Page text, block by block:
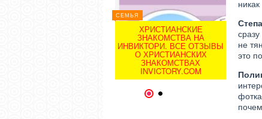
СЕМЬЯ
ХРИСТИАНСКИЕ
ЗНАКОМСТВА НА
ИНВИКТОРИ. ВСЕ ОТЗЫВЫ
О ХРИСТИАНСКИХ
ЗНАКОМСТВАХ
INVICTORY.COM
СЕМЬЯ
не
это